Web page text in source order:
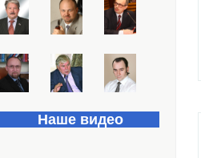
Наше видео